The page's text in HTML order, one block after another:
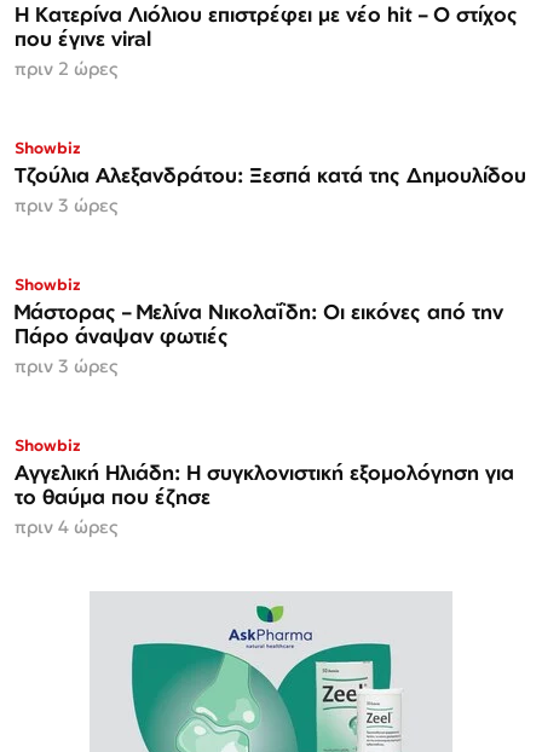
Η Κατερίνα Λιόλιου επιστρέφει με νέο hit – Ο στίχος
που έγινε viral
πριν 2 ώρες
Showbiz
Τζούλια Αλεξανδράτου: Ξεσπά κατά της Δημουλίδου
πριν 3 ώρες
Showbiz
Μάστορας – Μελίνα Νικολαΐδη: Οι εικόνες από την
Πάρο άναψαν φωτιές
πριν 3 ώρες
Showbiz
Αγγελική Ηλιάδη: Η συγκλονιστική εξομολόγηση για
το θαύμα που έζησε
πριν 4 ώρες